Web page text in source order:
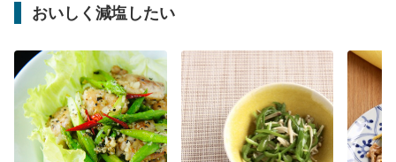
おいしく減塩したい